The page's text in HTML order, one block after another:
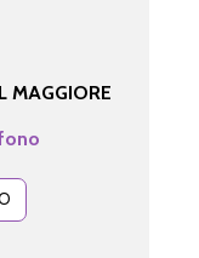
MAGGIORE